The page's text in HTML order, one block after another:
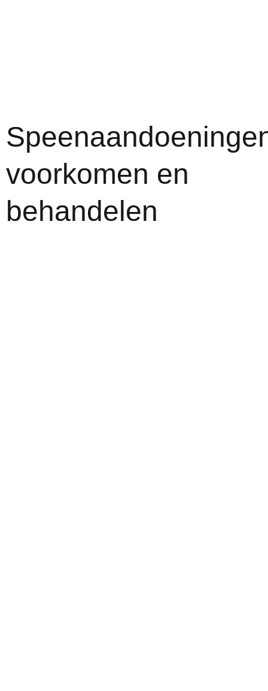
voorkomen en
behandelen